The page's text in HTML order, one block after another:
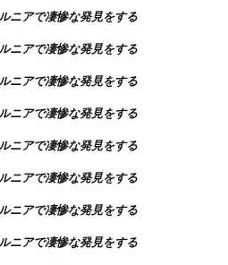
ニアで凄惨な発見をする
ニアで凄惨な発見をする
ニアで凄惨な発見をする
ニアで凄惨な発見をする
ニアで凄惨な発見をする
ニアで凄惨な発見をする
ニアで凄惨な発見をする
ニアで凄惨な発見をする